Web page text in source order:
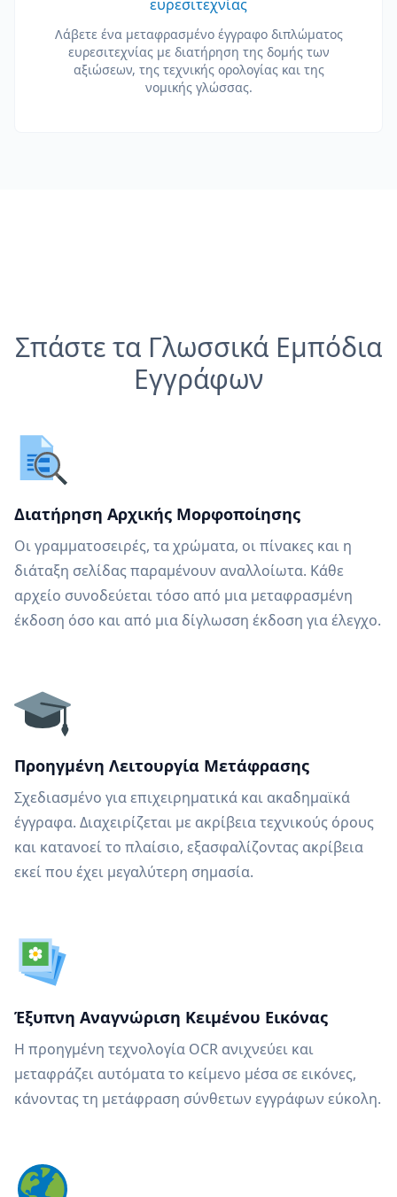
ευρεσιτεχνίας
Λάβετε ένα μεταφρασμένο έγγραφο διπλώματος
ευρεσιτεχνίας με διατήρηση της δομής των
αξιώσεων, της τεχνικής ορολογίας και της
νομικής γλώσσας.
Σπάστε τα Γλωσσικά Εμπόδια
Εγγράφων
Διατήρηση Αρχικής Μορφοποίησης
Οι γραμματοσειρές, τα χρώματα, οι πίνακες και η
διάταξη σελίδας παραμένουν αναλλοίωτα. Κάθε
αρχείο συνοδεύεται τόσο από μια μεταφρασμένη
έκδοση όσο και από μια δίγλωσση έκδοση για έλεγχο.
Προηγμένη Λειτουργία Μετάφρασης
Σχεδιασμένο για επιχειρηματικά και ακαδημαϊκά
έγγραφα. Διαχειρίζεται με ακρίβεια τεχνικούς όρους
και κατανοεί το πλαίσιο, εξασφαλίζοντας ακρίβεια
εκεί που έχει μεγαλύτερη σημασία.
Έξυπνη Αναγνώριση Κειμένου Εικόνας
Η προηγμένη τεχνολογία OCR ανιχνεύει και
μεταφράζει αυτόματα το κείμενο μέσα σε εικόνες,
κάνοντας τη μετάφραση σύνθετων εγγράφων εύκολη.